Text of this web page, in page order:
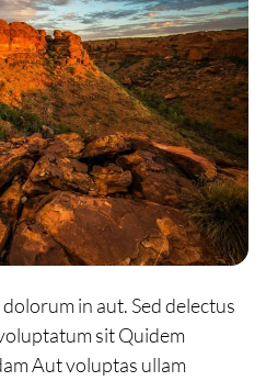
in aut. Sed delectus
sit Quidem
Aut voluptas ullam